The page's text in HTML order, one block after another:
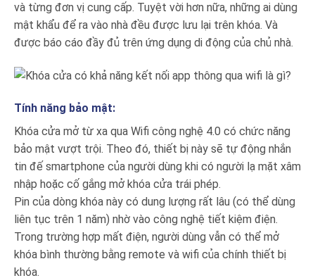
và từng đơn vị cung cấp. Tuyệt vời hơn nữa, những ai dùng
mật khẩu để ra vào nhà đều được lưu lại trên khóa. Và
được báo cáo đầy đủ trên ứng dụng di động của chủ nhà.
Tính năng bảo mật:
Khóa cửa mở từ xa qua Wifi công nghệ 4.0 có chức năng
bảo mật vượt trội. Theo đó, thiết bị này sẽ tự động nhắn
tin đế smartphone của người dùng khi có người lạ mặt xâm
nhập hoặc cố gắng mở khóa cửa trái phép.
Pin của dòng khóa này có dung lượng rất lâu (có thể dùng
liên tục trên 1 năm) nhờ vào công nghệ tiết kiệm điện.
Trong trường hợp mất điện, người dùng vẫn có thể mở
khóa bình thường bằng remote và wifi của chính thiết bị
khóa.